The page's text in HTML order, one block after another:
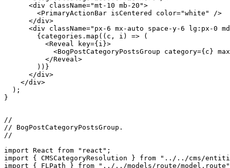
  return (
    <div className="max-w-6xl mx-auto">
      <BlogPostCategoriesOverviewHero />
      <div className="mt-10 mb-20">
        <PrimaryActionBar isCentered color="white" />
<div className="px-6 mx-auto space-y-6 lg:px-0
        {categories.map((c, i) => (
          <Reveal key={i}>
<BogPostCategoryPostsGroup category={c}
          </Reveal>
        ))}
      </div>
  );
}
//
// BogPostCategoryPostsGroup.
//